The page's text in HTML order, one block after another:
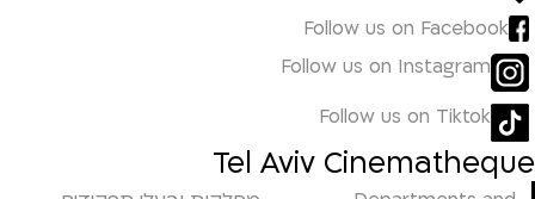
Follow us on Facebook
Follow us on Instagram
Follow us on Tiktok
Tel Aviv Cinematheque